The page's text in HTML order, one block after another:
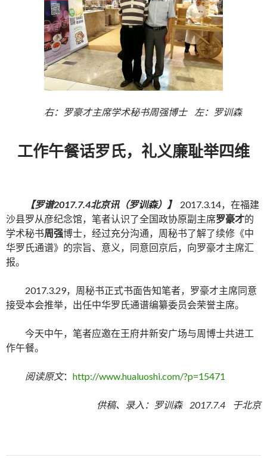
右：罗豪才主席学术秘书周强博士 左：罗训森
工作午餐话罗氏，礼义廉耻举四维
【罗谱2017.7.4北京讯（罗训森）】
2017.3.14，在福建
沙县罗从彦纪念馆，笔者认识了全国政协原副主席罗豪才的
学术秘书周强博士，经过充分沟通，周秘书了解了续修《中
华罗氏通谱》的宗旨、意义，同意回京后，向罗豪才主席汇
报。
2017.3.29，周秘书正式书面告知笔者，罗豪才主席同意
接受本会推举，出任中华罗氏通谱编纂委员会荣誉主席。
今天中午，笔者应邀在王府井新安广场与周博士共进工
作午餐。
阅读原文： http://www.hualuoshi.com/?p=15471
供稿、录入：罗训森 2017.7.4 于北京